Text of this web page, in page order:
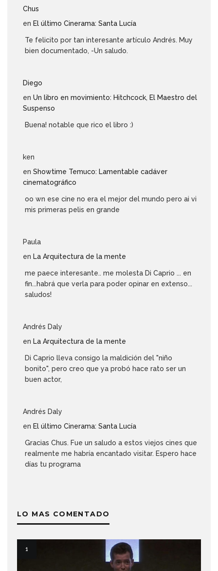
Chus
en El último Cinerama: Santa Lucía
Te felicito por tan interesante artículo Andrés. Muy
bien documentado, -Un saludo.
Diego
en Un libro en movimiento: Hitchcock, El Maestro del
Suspenso
Buena! notable que rico el libro :)
ken
en Showtime Temuco: Lamentable cadáver
cinematográfico
oo wn ese cine no era el mejor del mundo pero ai vi
mis primeras pelis en grande
Paula
en La Arquitectura de la mente
me paece interesante.. me molesta Di Caprio ... en
fin...habrá que verla para poder opinar en extenso...
saludos!
Andrés Daly
en La Arquitectura de la mente
Di Caprio lleva consigo la maldición del "niño
bonito", pero creo que ya probó hace rato ser un
buen actor,
Andrés Daly
en El último Cinerama: Santa Lucía
Gracias Chus. Fue un saludo a estos viejos cines que
realmente me habría encantado visitar. Espero hace
días tu programa
LO MAS COMENTADO